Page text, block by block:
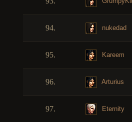
94. nukedad
95. Kareem
96. Arturius
97. Eternity